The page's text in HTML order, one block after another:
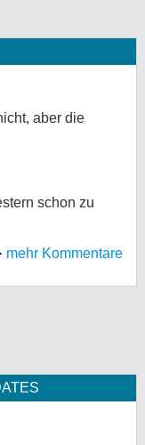
aber die
schon zu
mehr Kommentare